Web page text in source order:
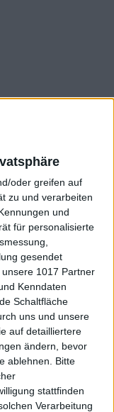
oder greifen auf
zu und verarbeiten
und
für personalisierte
gesendet
1017 Partner
Kenndaten
Schaltfläche
uns und unsere
auf detailliertere
ändern, bevor
ablehnen.
Bitte
stattfinden
Verarbeitung